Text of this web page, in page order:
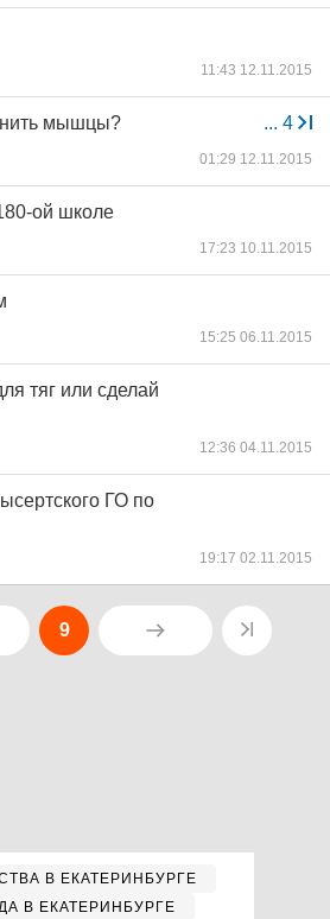
11:43 12.11.2015
... 4
мышцы?
01:29 12.11.2015
ой школе
17:23 10.11.2015
15:25 06.11.2015
тяг или сделай
12:36 04.11.2015
ГО по
19:17 02.11.2015
9
В ЕКАТЕРИНБУРГЕ
В ЕКАТЕРИНБУРГЕ